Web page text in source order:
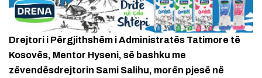
Drejtori i Përgjithshëm i Administratës Tatimore të
Kosovës, Mentor Hyseni, së bashku me
zëvendësdrejtorin Sami Salihu, morën pjesë në